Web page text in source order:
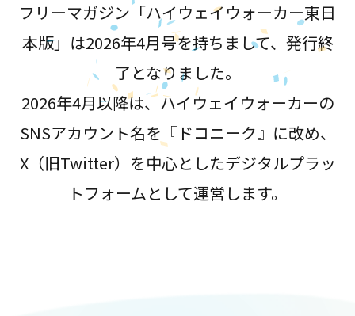
フリーマガジン「ハイウェイウォーカー東日
本版」は2026年4月号を持ちまして、発行終
了となりました。
2026年4月以降は、ハイウェイウォーカーの
SNSアカウント名を『ドコニーク』に改め、
X（旧Twitter）を中心としたデジタルプラッ
トフォームとして運営します。